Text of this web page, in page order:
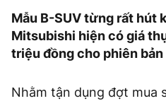
Mẫu B-SUV từng rất hút
Mitsubishi hiện có giá
triệu đồng cho phiên
Nhằm tận dụng đợt mua